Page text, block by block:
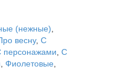
(нежные)
весну, С
персонажами С
Фиолетовые